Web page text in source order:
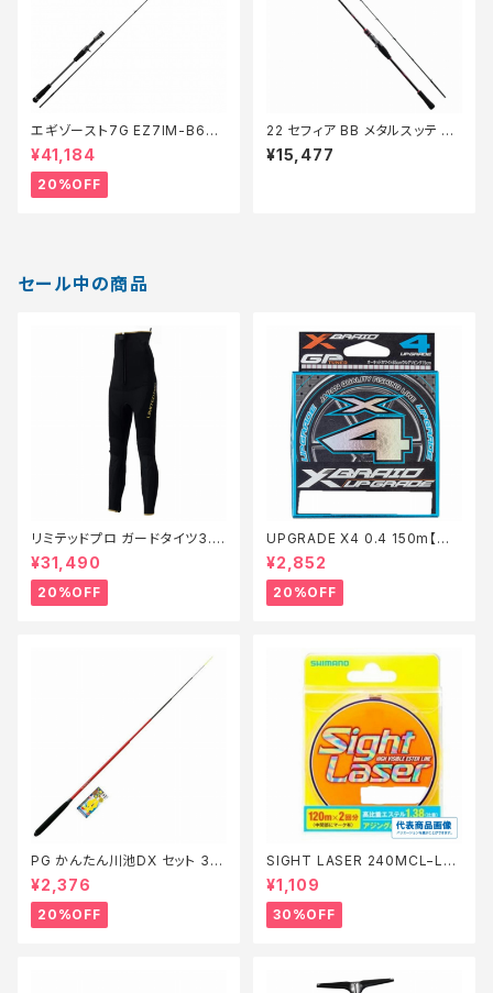
エギゾースト7G EZ7IM-B64
M＋ct【特価竿】【20】
¥41,184
20%OFF
22 セフィア BB メタルスッテ R-
B68M-S
¥15,477
セール中の商品
リミテッドプロ ガードタイツ3.0
FI−540X 黒 LB【特価装備】【2
0】
¥31,490
20%OFF
UPGRADE X4 0.4 150m【特
価仕掛】【20】
¥2,852
20%OFF
PG かんたん川池DX セット 36
0【特価セット】【20】
¥2,376
20%OFF
SIGHT LASER 240MCL−L75
Q 橙 0.2【特価仕掛】【30】
¥1,109
30%OFF